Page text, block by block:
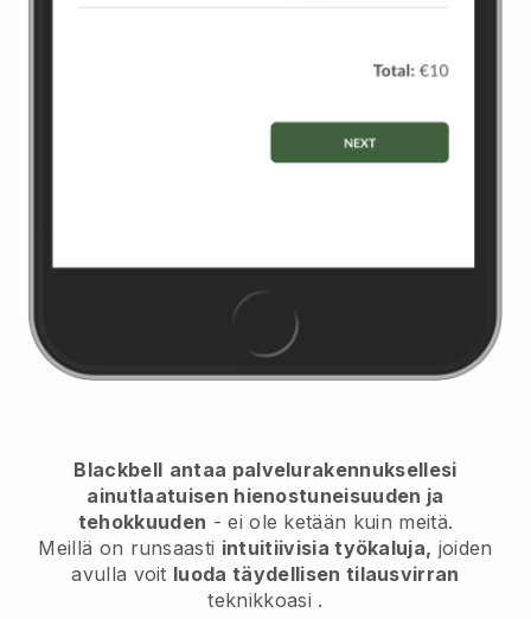
Blackbell antaa palvelurakennuksellesi
ainutlaatuisen hienostuneisuuden ja
tehokkuuden - ei ole ketään kuin meitä.
Meillä on runsaasti intuitiivisia työkaluja, joiden
avulla voit luoda täydellisen tilausvirran
teknikkoasi .